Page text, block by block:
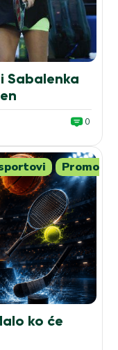
Sabalenka
0
Promo
ko će